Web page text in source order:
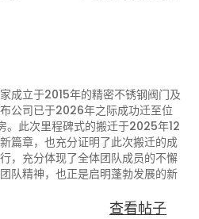
成立于2015年的精密不锈钢阀门及
公司已于2026年之际成功迁至位
此次里程碑式的搬迁于2025年12
篇章，也充分证明了此次搬迁的成
，充分体现了全体团队成员的不懈
队精神，也正是启明蓬勃发展的新
查看帖子